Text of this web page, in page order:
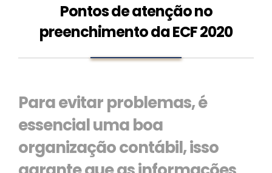
Pontos de atenção no
preenchimento da ECF 2020
Para evitar problemas, é
essencial uma boa
organização contábil, isso